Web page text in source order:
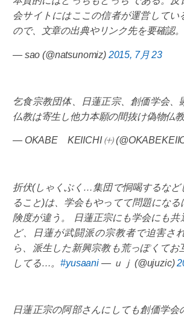
会サイトにはここの信者が運営してい
ので、文章の出典やリンク先を要確認。
— sao (@natsunomiz) 2015, 7月 23
乞食宗教団体、日蓮正宗、創価学会、
仏教は寄生し他力本願の間抜け偽物仏教
— OKABE KEIICHI ㈩
折伏(しゃくぶく…集団で恫喝するなど
ること)は、学会もやってて問題にな
険度が違う。 日蓮正宗にも学会にも共
ど、日蓮が武闘派の宗教者で迫害さ
ら、派生した新興宗教も荒っぽくてお
してる…。#yusaani— ｕｊ (@ujuzic)
日蓮正宗の阿部さんにしても創価学会